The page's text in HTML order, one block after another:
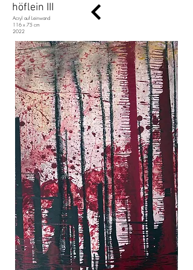
Acryl auf Leinwand
116 x 75 cm
2022
höflein III